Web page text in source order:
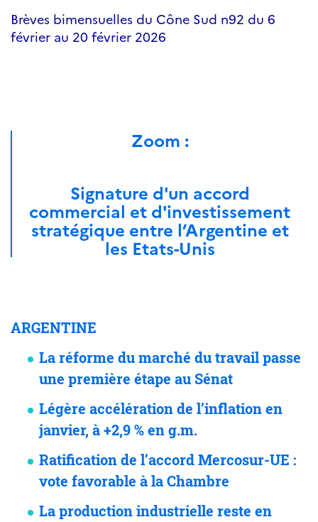
Brèves bimensuelles du Cône Sud n92 du 6
février au 20 février 2026
Zoom :
Signature d'un accord
commercial et d'investissement
stratégique entre l’Argentine et
les Etats-Unis
ARGENTINE
La réforme du marché du travail passe
une première étape au Sénat
Légère accélération de l’inflation en
janvier, à +2,9 % en g.m.
Ratification de l’accord Mercosur-UE :
vote favorable à la Chambre
La production industrielle reste en